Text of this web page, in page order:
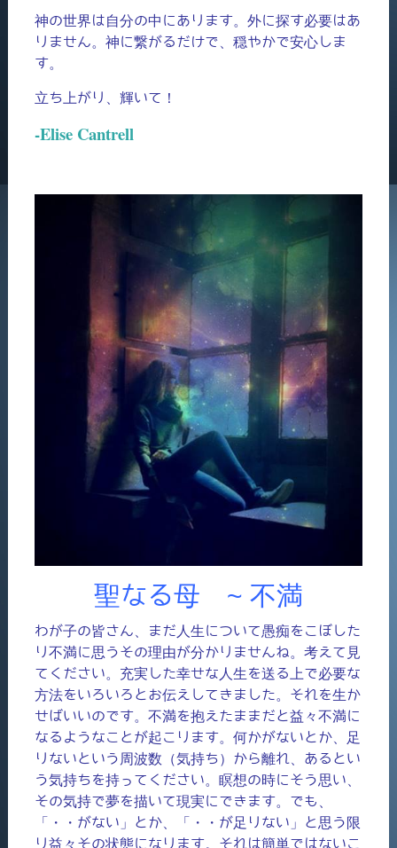
神の世界は自分の中にあります。外に探す必要はあ
りません。神に繋がるだけで、穏やかで安心しま
す。
立ち上がり、輝いて！
-Elise Cantrell
聖なる母 ~ 不満
わが子の皆さん、まだ人生について愚痴をこぼした
り不満に思うその理由が分かりませんね。考えて見
てください。充実した幸せな人生を送る上で必要な
方法をいろいろとお伝えしてきました。それを生か
せばいいのです。不満を抱えたままだと益々不満に
なるようなことが起こります。何かがないとか、足
りないという周波数（気持ち）から離れ、あるとい
う気持ちを持ってください。瞑想の時にそう思い、
その気持で夢を描いて現実にできます。でも、
「・・がない」とか、「・・が足りない」と思う限
り益々その状態になります。それは簡単ではないこ